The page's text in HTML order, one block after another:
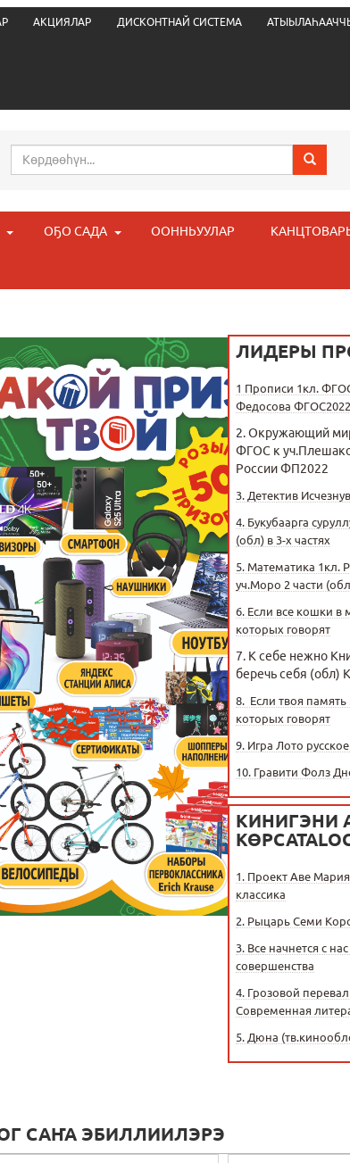
АКЦИЯЛАР ДИСКОНТНАЙ СИСТЕМА
ОҔО САДА ООННЬУУЛАР
ЛИДЕРЫ
1 Прописи 1кл.
Федосова ФГОС2022
2.Окружающий мир
ФГОС к
России ФП2022
3. Детектив
4. Букубаарга
(обл) в 3-х частях
5. Математика 1кл.
уч.Моро 2 части
6. Если все кошки в
которых говорят
7. К себе нежно
беречь себя (обл)
8. Если твоя память
которых говорят
9. Игра Лото
10. Гравити Фолз
КИНИГЭНИ
1. Проект Аве Мария
классика
2. Рыцарь Семи
3. Все начнется с
совершенства
4. Грозовой
Современная
5. Дюна
САҤА ЭБИЛЛИИЛЭРЭ